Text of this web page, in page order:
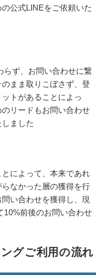
公式LINEをご依頼いた
らず、お問い合わせに繋
まま取りこぼさず、登
トがあることによっ
リードもお問い合わせ
ました
によって、本来であれ
なかった層の獲得を行
い合わせを獲得し、現
10%前後のお問い合わせ
グご利用の流れ